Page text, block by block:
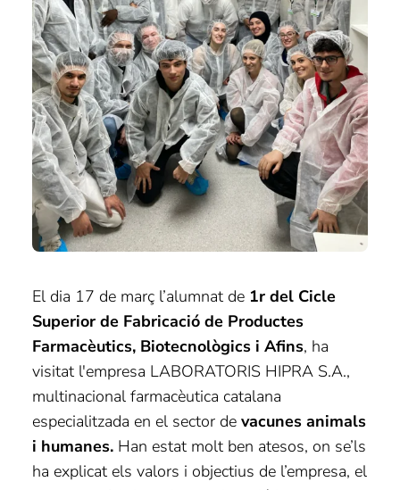
El dia 17 de març l’alumnat de 1r del Cicle
Superior de Fabricació de Productes
Farmacèutics, Biotecnològics i Afins, ha
visitat l'empresa LABORATORIS HIPRA S.A.,
multinacional farmacèutica catalana
especialitzada en el sector de vacunes animals
i humanes. Han estat molt ben atesos, on se’ls
ha explicat els valors i objectius de l’empresa, el